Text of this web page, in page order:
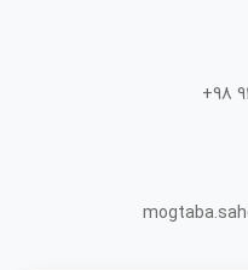
+98